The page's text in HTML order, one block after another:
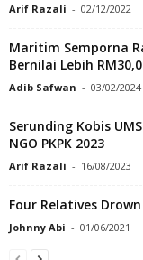
Arif Razali - 02/12/2022
Maritim Semporna
Bernilai Lebih
Adib Safwan - 03/02/2024
Serunding Kobis
NGO PKPK 2023
Arif Razali - 16/08/2023
Four Relatives
Johnny Abi - 01/06/2021